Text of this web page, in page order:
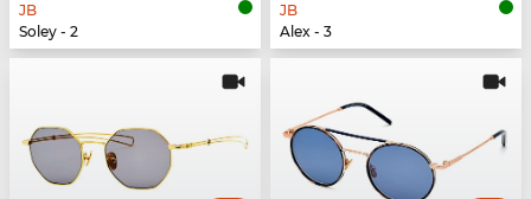
JB
Soley - 2
JB
Alex - 3